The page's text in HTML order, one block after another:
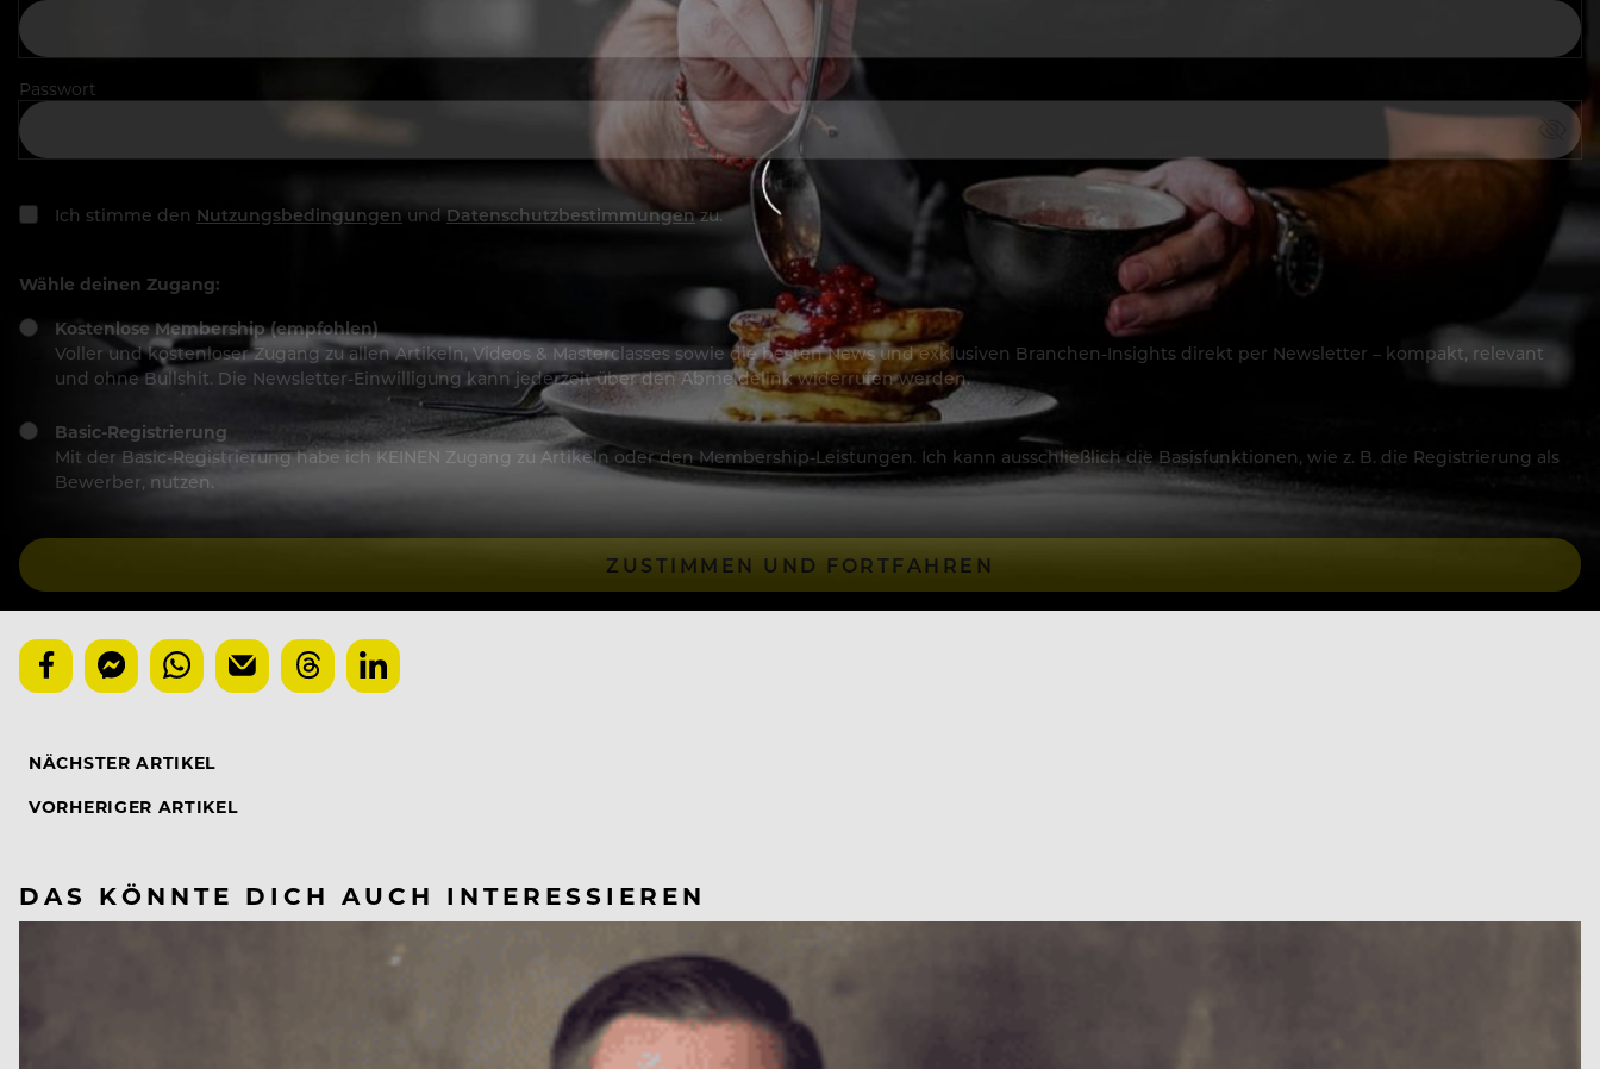
Passwort
Ich stimme den Nutzungsbedingungen und Datenschutzbestimmungenzu.
Wähle deinen Zugang:
Kostenlose Membership (empfohlen)
Voller und kostenloser Zugang zu allen Artikeln, Videos & Masterclasses sowie die besten News und exklusiven Branchen-Insights direkt per Newsletter – kompakt, relevant
und ohne Bullshit. Die Newsletter-Einwilligung kann jederzeit über den Abmeldelink widerrufen werden.
Basic-Registrierung
Mit der Basic-Registrierung habe ich KEINEN Zugang zu Artikeln oder den Membership-Leistungen. Ich kann ausschließlich die Basisfunktionen, wie z. B. die Registrierung als
Bewerber, nutzen.
ZUSTIMMEN UND FORTFAHREN
NÄCHSTER ARTIKEL
VORHERIGER ARTIKEL
DAS KÖNNTE DICH AUCH INTERESSIEREN